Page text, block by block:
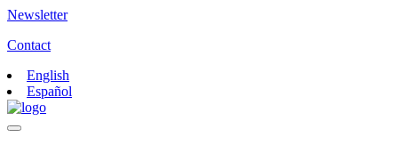
Newsletter
Contact
English
Español